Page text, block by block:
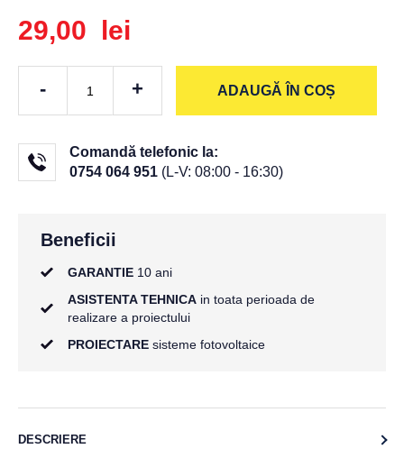
29,00 lei
- + ADAUGĂ ÎN COȘ
Comandă telefonic la:
0754 064 951 (L-V: 08:00 - 16:30)
Beneficii
GARANTIE 10 ani
ASISTENTA TEHNICA in toata perioada de
realizare a proiectului
PROIECTARE sisteme fotovoltaice
DESCRIERE